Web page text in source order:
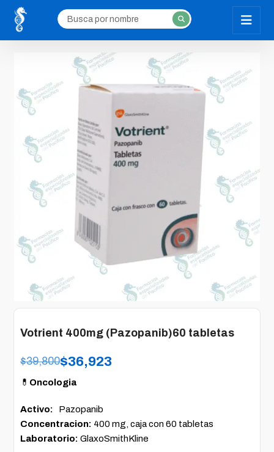
Votrient 400mg (Pazopanib)60 tabletas
$39,800$36,923
💊 Oncologia
Activo: Pazopanib
Concentracion: 400 mg, caja con 60 tabletas
Laboratorio:GlaxoSmithKline